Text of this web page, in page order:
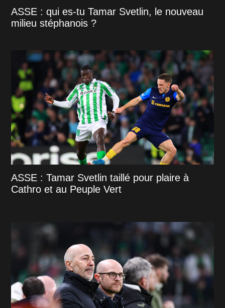
ASSE : qui es-tu Tamar Svetlin, le nouveau
milieu stéphanois ?
ASSE : Tamar Svetlin taillé pour plaire à
Cathro et au Peuple Vert